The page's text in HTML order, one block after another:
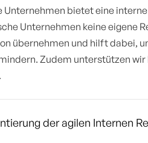
bietet eine
Unternehmen keine eigene
übernehmen und hilft dabei,
Zudem unterstützen wir
der agilen Internen